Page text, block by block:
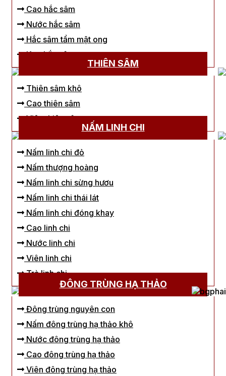
Cao hắc sâm
Nước hắc sâm
Hắc sâm tẩm mật ong
Kẹo hắc sâm
THIÊN SÂM
Thiên sâm khô
Cao thiên sâm
Viên thiên sâm
NẤM LINH CHI
Nấm linh chi đỏ
Nấm thượng hoàng
Nấm linh chi sừng hươu
Nấm linh chi thái lát
Nấm linh chi đóng khay
Cao linh chi
Nước linh chi
Viên linh chi
Trà linh chi
ĐÔNG TRÙNG HẠ THẢO
Đông trùng nguyên con
Nấm đông trùng hạ thảo khô
Nước đông trùng hạ thảo
Cao đông trùng hạ thảo
Viên đông trùng hạ thảo